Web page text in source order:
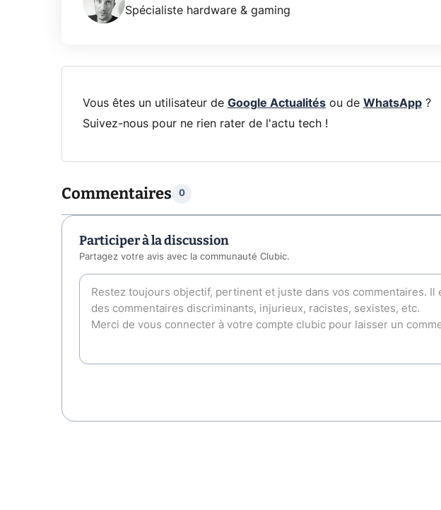
Spécialiste hardware & gaming
Vous êtes un utilisateur de Google Actualitésou de WhatsApp?
Suivez-nous pour ne rien rater de l'actu tech !
Commentaires 0
Participer à la discussion
Partagez votre avis avec la communauté Clubic.